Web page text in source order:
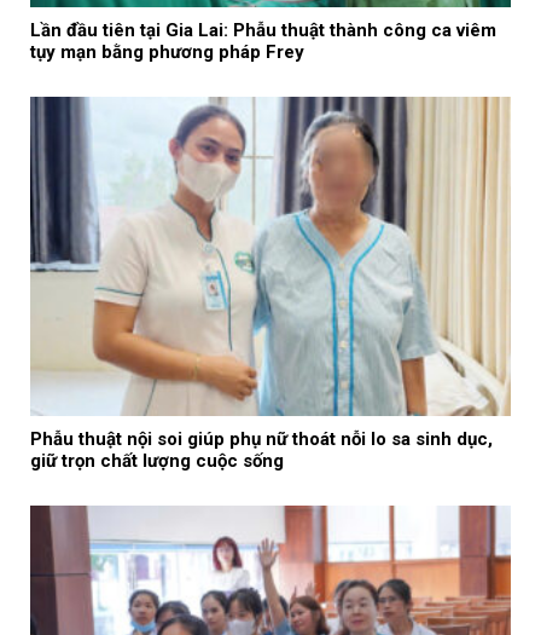
Lần đầu tiên tại Gia Lai: Phẫu thuật thành công ca viêm
tụy mạn bằng phương pháp Frey
Phẫu thuật nội soi giúp phụ nữ thoát nỗi lo sa sinh dục,
giữ trọn chất lượng cuộc sống